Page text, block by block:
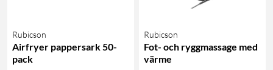
Rubicson
Airfryer pappersark 50-
pack
Rubicson
Fot- och ryggmassage med
värme